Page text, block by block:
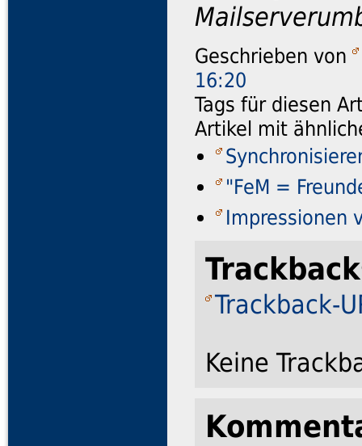
Geschrieben von
16:20
Tags für diesen
Artikel mit
"FeM =
Impressionen
Trackback-
Keine